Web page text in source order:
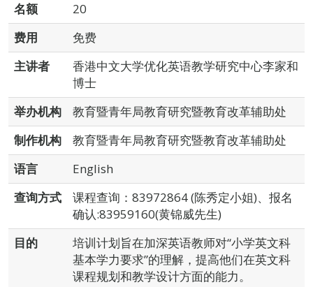
名额
20
费用
免费
主讲者
香港中文大学优化英语教学研究中心李家和
博士
举办机构
教育暨青年局教育研究暨教育改革辅助处
制作机构
教育暨青年局教育研究暨教育改革辅助处
语言
English
查询方式
课程查询：83972864 (陈秀定小姐)、报名
确认:83959160(黄锦威先生)
目的
培训计划旨在加深英语教师对“小学英文科
基本学力要求”的理解，提高他们在英文科
课程规划和教学设计方面的能力。